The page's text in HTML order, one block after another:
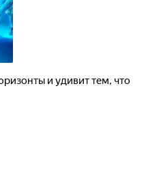
и удивит тем, что